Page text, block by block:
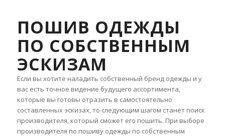
ПОШИВ ОДЕЖДЫ
ПО СОБСТВЕННЫМ
ЭСКИЗАМ
Если вы хотите наладить собственный бренд одежды и у
вас есть точное видение будущего ассортимента,
которые вы готовы отразить в самостоятельно
составленных эскизах, то следующим шагом станет поиск
производителя, который сможет его пошить. При выборе
производителя по пошиву одежды по собственным